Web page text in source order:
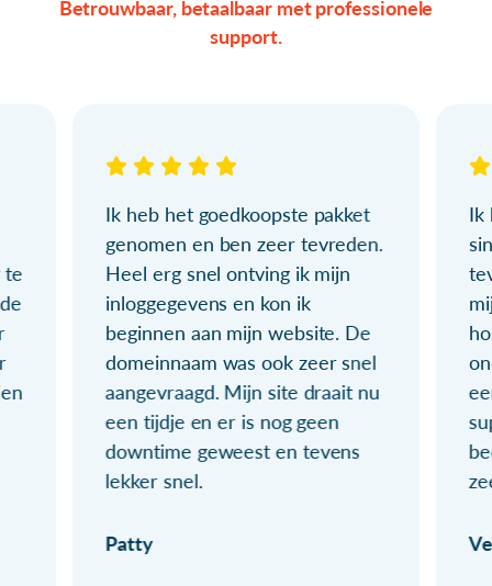
Betrouwbaar, betaalbaar met professionele
support.
te
Ik heb het goedkoopste pakket
genomen en ben zeer tevreden.
Heel erg snel ontving ik mijn
inloggegevens en kon ik
beginnen aan mijn website. De
domeinnaam was ook zeer snel
aangevraagd. Mijn site draait nu
een tijdje en er is nog geen
downtime geweest en tevens
lekker snel.
Patty
Ik